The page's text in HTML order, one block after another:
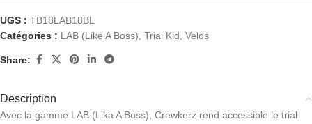
UGS : TB18LAB18BL
Catégories : LAB (Like A Boss) Trial Kid Velos
Share:
Description
Avec la gamme LAB (Lika A Boss), Crewkerz rend accessible le trial